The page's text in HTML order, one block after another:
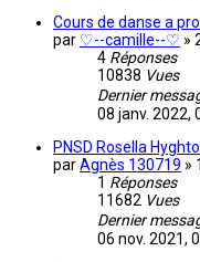
Cours de danse a
par ♡--camille--♡ »
4 Réponses
10838 Vues
Dernier
08 janv. 2022,
PNSD Rosella
parAgnès 130719 »
1 Réponses
11682 Vues
Dernier
06 nov. 2021,